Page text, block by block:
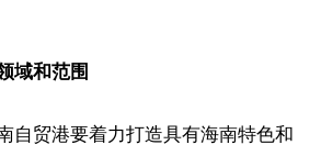
域和范围
自贸港要着力打造具有海南特色和